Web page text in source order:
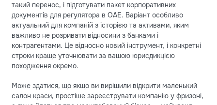
такий перенос, і підготувати пакет корпоративних
документів для регулятора в ОАЕ. Варіант особливо
актуальний для компаній з історією та активами, яким
важливо не розривати відносини з банками і
контрагентами. Це відносно новий інструмент, і конкретні
строки краще уточнювати за вашою юрисдикцією
походження окремо.
Може здатися, що якщо ви вирішили відкрити маленький
салон краси, простіше зареєструвати компанію у фризоні,